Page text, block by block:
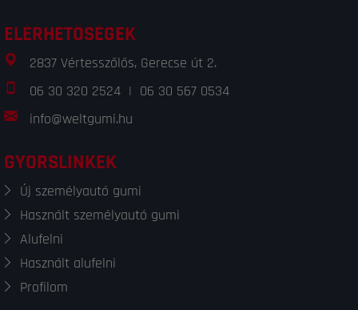
ELÉRHETŐSÉGEK
2837 Vértesszőlős, Gerecse út 2.
06 30 320 2524 | 06 30 567 0534
info@weltgumi.hu
GYORSLINKEK
Új személyautó gumi
Használt személyautó gumi
Alufelni
Használt alufelni
Profilom